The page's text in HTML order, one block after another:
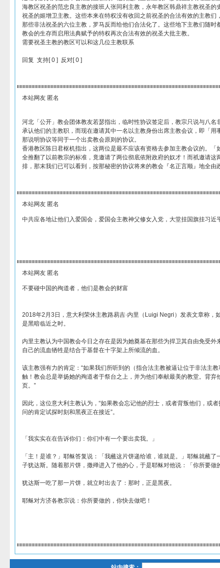
海教区祝圣的范忠良主教的接班人张同利主教，永年教区韩鼎祥主教祝圣的
祝圣的姬增卫主教。这些本来在特权没有收回之前祝圣的合法有效的主教们
那些非法祝圣的六位主教，罗马反而给他们合法化了。这些地下主教们随时
教会的生存而启用法典赋予的特权再次合法有效的祝圣大批主教。
需要祝圣主教的教区可以和这几位主教联系
回复 支持[ 0 ] 反对[ 0 ]
本站网友 匿名
河北「公开」教会团体教友若瑟指出，临时性协议签定后，教宗只说与八名
承认他们的主教职，而现在邀请其中一名以主教身份出席主教会议，即「用
那说明协议等同于一个出卖教会原则的协议。
香港教区陈日君枢机指出，这两位是最不应该有资格去参加主教会议的。「
全推翻了以前教宗的标准，竟邀请了两位彻底依附政府的奴才！而祇邀请这
排，那末我们已可以看到，按那秘密的协议将来的教会『名正言顺』地全由
本站网友 匿名
中共应各地让他们入爱国会，爱国会主教神父修女入党，大堂挂国旗挂习近
本站网友 匿名
不要碰中国的殉道者，他们是教会的财富
2018年2月3日，意大利荣休主教路易吉·内里（Luigi Negri）发表文章称，
是黑暗临近之时。
内里主教认为中国教会今日之存在是因为她奠基在那些为捍卫其自由免受外
自己的流血牺牲是结合于基督在十字架上所倾流的血。
该主教强有力的肯定：“如果我们所听到的（指合法主教被逼让位于非法主
触！教会总是举扬她的殉道者于祭台之上，并为他们奉献最美的教堂。背弃
页。”
因此，这位意大利主教认为，“如果教会忘记他的烈士，或者背叛他们，或
问的肯定试探时刻和黑夜正在接近”。
「我实实在在告诉你们：你们中有一个要出卖我。」
「主！是谁？」耶稣答复说：「我蘸这片饼递给谁，谁就是。」耶稣就蘸
子犹达斯。随着那片饼，撒殚进入了他的心，于是耶稣对他说：「你所要做
犹达斯一吃了那一片饼，就立时出去了：那时，正是黑夜。
耶稣对方济各教宗说：你所要做的，你快去做吧！